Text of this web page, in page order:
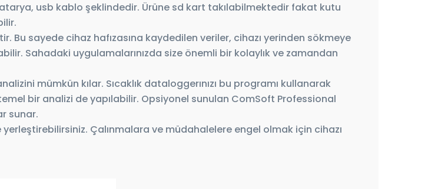
usb kablo şeklindedir. Ürüne sd kart takılabilmektedir fakat kutu
sayede cihaz hafızasına kaydedilen veriler, cihazı yerinden sökmeye
Sahadaki uygulamalarınızda size önemli bir kolaylık ve zamandan
mümkün kılar. Sıcaklık dataloggerınızı bu programı kullanarak
bir analizi de yapılabilir. Opsiyonel sunulan ComSoft Professional
sunar.
Çalınmalara ve müdahalelere engel olmak için cihazı